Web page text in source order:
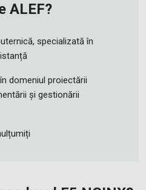
ALEF?
specializată în
domeniul proiectării
și gestionării